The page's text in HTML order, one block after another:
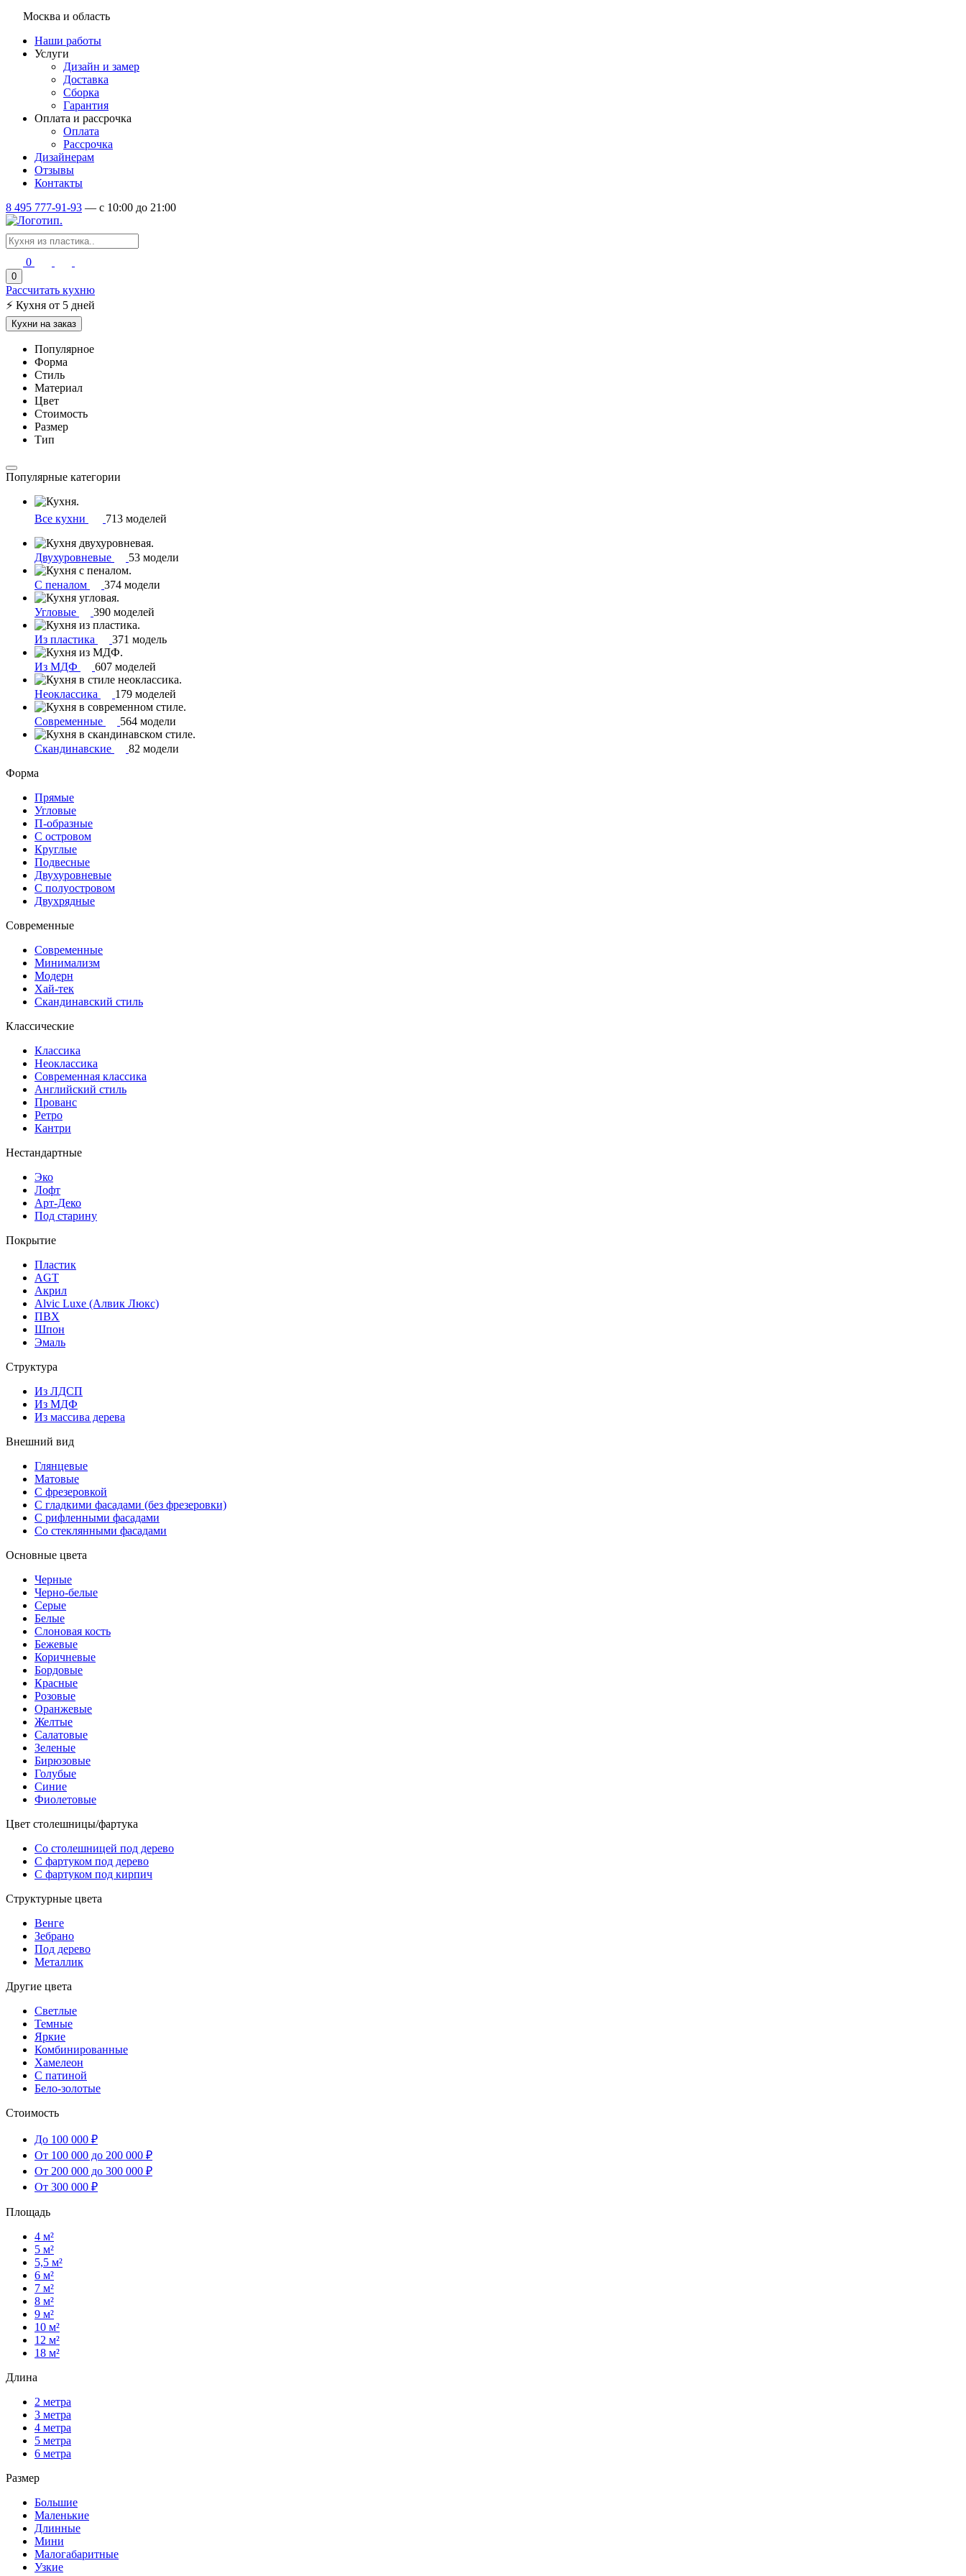
Москва и область
Наши работы
Услуги
Дизайн и замер
Доставка
Сборка
Гарантия
Оплата и рассрочка
Оплата
Рассрочка
Дизайнерам
Отзывы
Контакты
8 495 777-91-93 — c 10:00 до 21:00
0
0
Рассчитать кухню
⚡ Кухня от 5 дней
Кухни на заказ
Популярное
Форма
Стиль
Материал
Цвет
Стоимость
Размер
Тип
Популярные категории
Все кухни 713 моделей
Двухуровневые 53 модели
С пеналом 374 модели
Угловые 390 моделей
Из пластика 371 модель
Из МДФ 607 моделей
Неоклассика 179 моделей
Современные 564 модели
Скандинавские
82 модели
Форма
Прямые
Угловые
П-образные
С островом
Круглые
Подвесные
Двухуровневые
С полуостровом
Двухрядные
Современные
Современные
Минимализм
Модерн
Хай-тек
Скандинавский стиль
Классические
Классика
Неоклассика
Современная классика
Английский стиль
Прованс
Ретро
Кантри
Нестандартные
Эко
Лофт
Арт-Деко
Под старину
Покрытие
Пластик
AGT
Акрил
Alvic Luxe (Алвик Люкс)
ПВХ
Шпон
Эмаль
Структура
Из ЛДСП
Из МДФ
Из массива дерева
Внешний вид
Глянцевые
Матовые
С фрезеровкой
С гладкими фасадами (без фрезеровки)
С рифленными фасадами
Со стеклянными фасадами
Основные цвета
Черные
Черно-белые
Серые
Белые
Слоновая кость
Бежевые
Коричневые
Бордовые
Красные
Розовые
Оранжевые
Желтые
Салатовые
Зеленые
Бирюзовые
Голубые
Синие
Фиолетовые
Цвет столешницы/фартука
Со столешницей под дерево
С фартуком под дерево
С фартуком под кирпич
Структурные цвета
Венге
Зебрано
Под дерево
Металлик
Другие цвета
Светлые
Темные
Яркие
Комбинированные
Хамелеон
С патиной
Бело-золотые
Стоимость
До 100 000 ₽
От 100 000 до 200 000 ₽
От 200 000 до 300 000 ₽
От 300 000 ₽
Площадь
4 м²
5 м²
5,5 м²
6 м²
7 м²
8 м²
9 м²
10 м²
12 м²
18 м²
Длина
2 метра
3 метра
4 метра
5 метра
6 метра
Размер
Большие
Маленькие
Длинные
Мини
Малогабаритные
Узкие